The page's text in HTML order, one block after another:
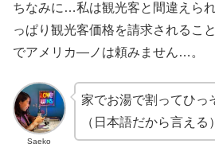
ちなみに…私は観光客と間違えら
っぱり観光客価格を請求されるこ
でアメリカ―ノは頼みません…。
Saeko
家でお湯で割ってひっ
（日本語だから言える）